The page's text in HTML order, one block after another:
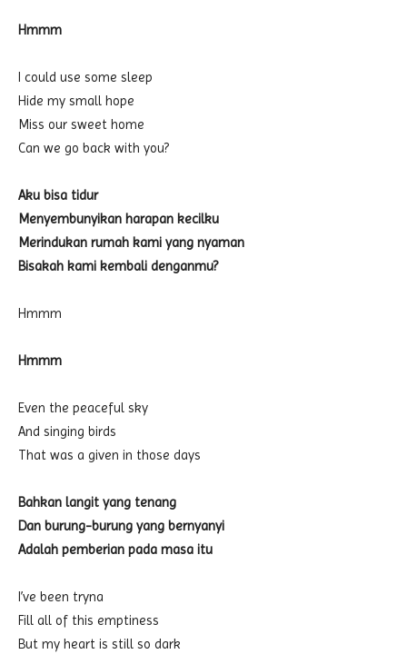
Hmmm
I could use some sleep
Hide my small hope
Miss our sweet home
Can we go back with you?
Aku bisa tidur
Menyembunyikan harapan kecilku
Merindukan rumah kami yang nyaman
Bisakah kami kembali denganmu?
Hmmm
Hmmm
Even the peaceful sky
And singing birds
That was a given in those days
Bahkan langit yang tenang
Dan burung-burung yang bernyanyi
Adalah pemberian pada masa itu
I’ve been tryna
Fill all of this emptiness
But my heart is still so dark